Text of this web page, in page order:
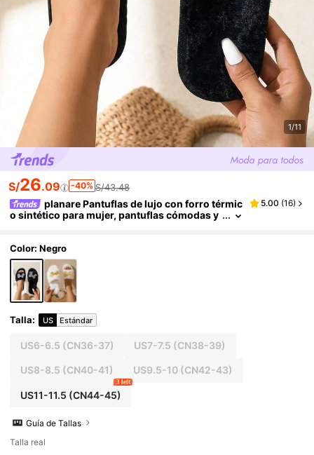
1/11
S/26.09 -40% S/43.48
planare Pantuflas de lujo con forro térmic
o sintético para mujer, pantuflas cómodas y
erno
5.00 (16)
Color: Negro
Talla: US Estándar
US6-6.5 (CN36-37) US7-7.5 (CN38-39)
US8-8.5 (CN40-41) US9.5-10 (CN42-43)
US11-11.5 (CN44-45)
3 left
Guía de Tallas
Talla real